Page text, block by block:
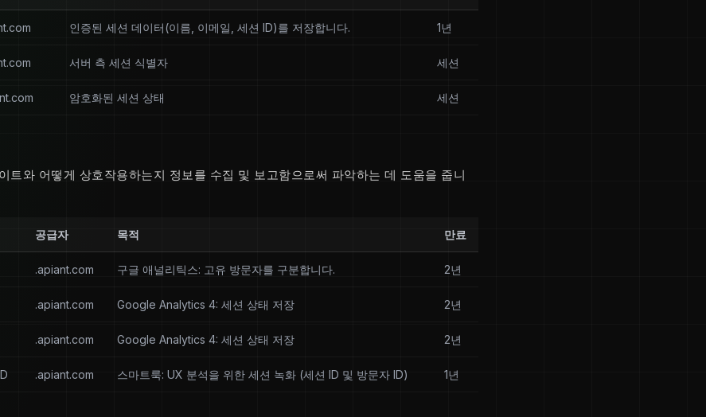
인증된 세션 데이터(이름, 이메일, 세션 ID)를 저장합니다. 1년
서버 측 세션 식별자 세션
암호화된 세션 상태 세션
트와 어떻게 상호작용하는지 정보를 수집 및 보고함으로써 파악하는 데 도움을 줍니
공급자 목적 만료
.apiant.com 구글 애널리틱스: 고유 방문자를 구분합니다. 2년
.apiant.com Google Analytics 4: 세션 상태 저장 2년
.apiant.com Google Analytics 4: 세션 상태 저장 2년
.apiant.com 스마트룩: UX 분석을 위한 세션 녹화 (세션 ID 및 방문자 ID) 1년